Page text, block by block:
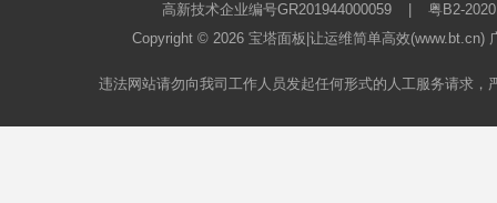
高新技术企业编号GR201944000059
粤B2-
Copyright © 2026 宝塔面板 |让运维简单高效
违法网站请勿向我司工作人员发起任何形式的人工服务请求，